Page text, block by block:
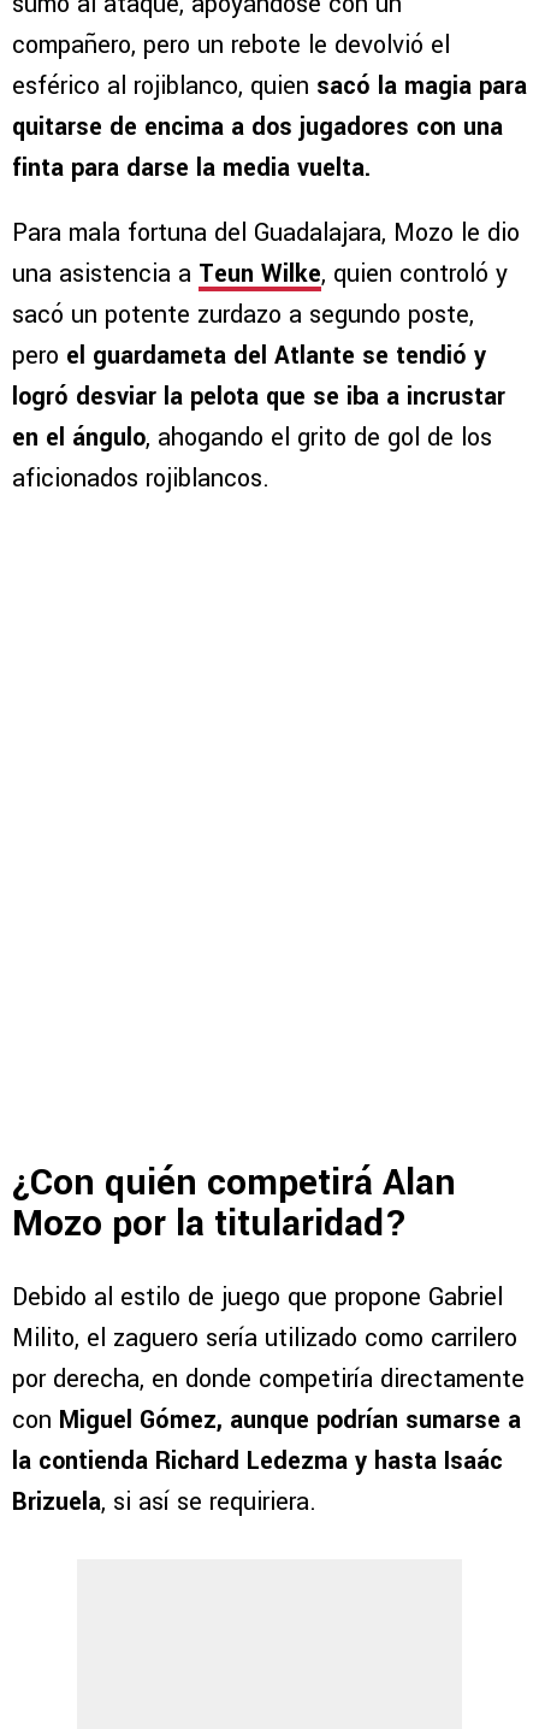
compañero, pero un rebote le devolvió el
esférico al rojiblanco, quien sacó la magia para
quitarse de encima a dos jugadores con una
finta para darse la media vuelta.
Para mala fortuna del Guadalajara, Mozo le dio
una asistencia a Teun Wilke, quien controló y
sacó un potente zurdazo a segundo poste,
pero el guardameta del Atlante se tendió y
logró desviar la pelota que se iba a incrustar
en el ángulo, ahogando el grito de gol de los
aficionados rojiblancos.
¿Con quién competirá Alan
Mozo por la titularidad?
Debido al estilo de juego que propone Gabriel
Milito, el zaguero sería utilizado como carrilero
por derecha, en donde competiría directamente
con Miguel Gómez, aunque podrían sumarse a
la contienda Richard Ledezma y hasta Isaác
Brizuela, si así se requiriera.